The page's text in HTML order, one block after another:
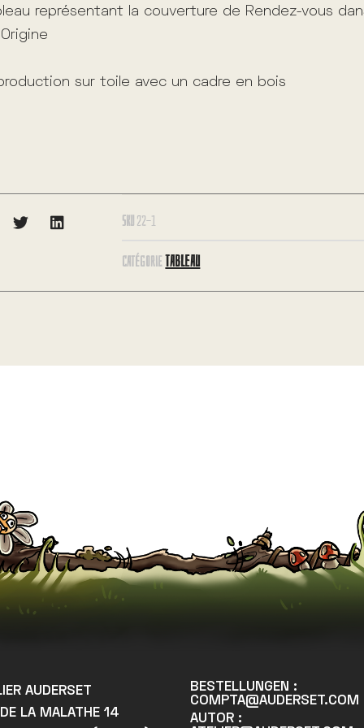
représentant la couverture de Rendez-vous
sur toile avec un cadre en bois
SKU 22-1
CATÉGORIE TABLEAU
AUDERSET
DE LA MALATHE 14
BESTELLUNGEN :
COMPTA@AUDERSET.COM
AUTOR :